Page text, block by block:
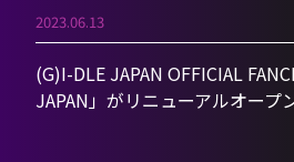
2023.06.13
(G)I-DLE JAPAN OFFICIAL
JAPAN」がリニューアルオープ
HOME